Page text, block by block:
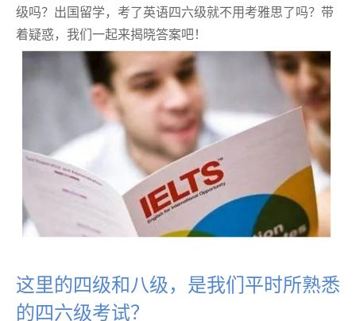
级吗？出国留学，考了英语四六级就不用考雅思了吗？带
着疑惑，我们一起来揭晓答案吧！
这里的四级和八级，是我们平时所熟悉
的四六级考试？